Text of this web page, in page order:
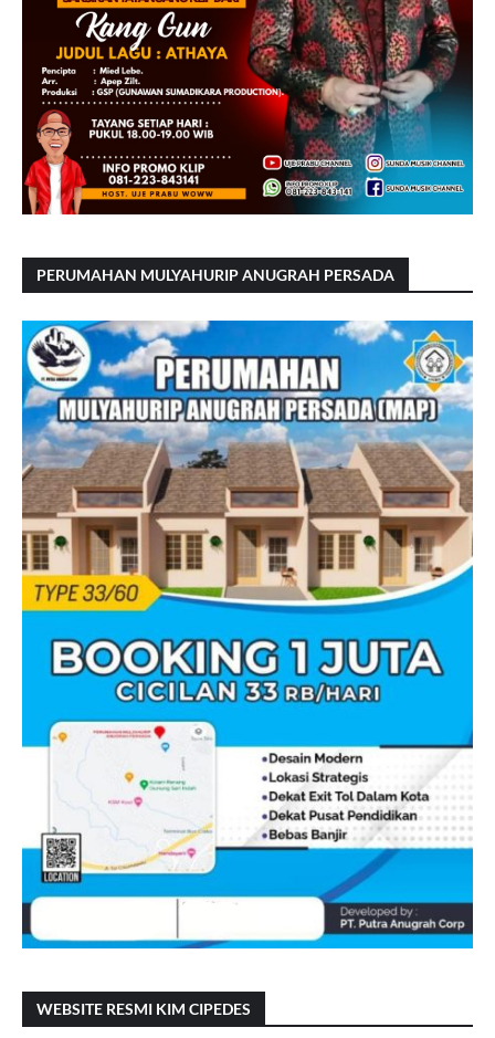
PERUMAHAN MULYAHURIP ANUGRAH PERSADA
WEBSITE RESMI KIM CIPEDES